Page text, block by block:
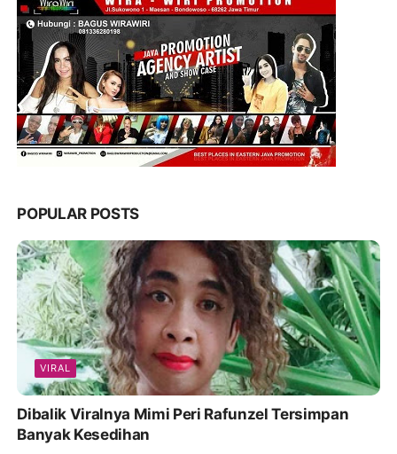
POPULAR POSTS
VIRAL
Dibalik Viralnya Mimi Peri Rafunzel Tersimpan
Banyak Kesedihan